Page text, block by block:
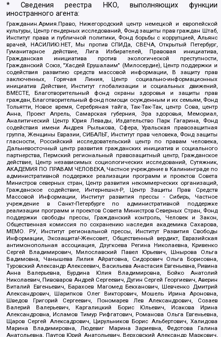
* Сведения реестра НКО, выполняющих функции
иностранного агента:
Гражданин.Армия.Право, Нижегородский центр немецкой и европейской
культуры, Центр гендерных исследований, Фонд защиты прав граждан Штаб,
Институт права и публичной политики, Фонд борьбы с коррупцией, Альянс
врачей, НАСИЛИЮ.НЕТ, Мы против СПИДа, СВЕЧА, Открытый Петербург,
Гуманитарное действие, Лига Избирателей, Правовая инициатива,
Гражданская инициатива против экологической преступности,
Гражданский Союз, "Хасдей Ерушалаим" (Милосердие), Центр поддержки и
содействия развитию средств массовой информации, В защиту прав
заключенных, Горячая Линия, Центр социально-информационных
инициатив Действие, Институт глобализации и социальных движений,
ВМЕСТЕ, Благотворительный фонд охраны здоровья и защиты прав
граждан, Благотворительный фонд помощи осужденным и их семьям, Фонд
Тольятти, Новое время, Серебряная тайга, Так-Так-Так, центр Сова, центр
Анна, Проект Апрель, Самарская губерния, Эра здоровья, Мемориал,
Аналитический Центр Юрия Левады, Издательство Парк Гагарина, Фонд
содействия имени Андрея Рылькова, Сфера, Уральская правозащитная
группа, Женщины Евразии, СИБАЛЬТ, Институт прав человека, Фонд защиты
гласности, Российский исследовательский центр по правам человека,
Дальневосточный центр развития гражданских инициатив и социального
партнерства, Пермский региональный правозащитный центр, Гражданское
действие, Центр независимых социологических исследований, Сутяжник,
АКАДЕМИЯ ПО ПРАВАМ ЧЕЛОВЕКА, Частное учреждение в Калининграде по
административной поддержке реализации программ и проектов Совета
Министров северных стран, Центр развития некоммерческих организаций,
Гражданское содействие, Интернешнл-Р, Центр Защиты Прав Средств
Массовой Информации, Институт развития прессы - Сибирь, Частное
учреждение в Санкт-Петербурге по административной поддержке
реализации программ и проектов Совета Министров Северных Стран, Фонд
поддержки свободы прессы, Гражданский контроль, Человек и Закон,
Общественная комиссия по сохранению наследия академика Сахарова,
МЕМО. РУ, Институт региональной прессы, Институт Развития Свободы
Информации, Экозащита!-Женсовет, Общественный вердикт, Евразийская
антимонопольная ассоциация, Дзугкоева Регина Николаевна, Кривенко
Сергей Владимирович, Милославский Павел Юрьевич, Шнырова Ольга
Вадимовна, Чанышева Лилия Айратовна, Сидорович Ольга Борисовна,
Туровский Александр Алексеевич, Васильева Анастасия Евгеньевна, Ривина
Анна Валерьевна, Бурдина Юлия Владимировна, Бойко Анатолий
Николаевич, Пивоваров Андрей Сергеевич, Дугин Сергей Георгиевич, Аверин
Виталий Евгеньевич, Барахоев Магомед Бекханович, Шевченко Дмитрий
Александрович, Шарипков Олег Викторович, Мошель Ирина Ароновна,
Шведов Григорий Сергеевич, Пономарев Лев Александрович, Созаев
Валерий Валерьевич, Каргалицкий Борис Юльевич, Исакова Ирина
Александровна, Исламов Тимур Рифгатович, Романова Ольга Евгеньевна,
Щаров Сергей Алексадрович, Цирульников Борис Альбертович, Халидова
Марина Владимировна, Людевиг Марина Зариевна, Федотова Галина
Анатольевна, Паутов Юрий Анатольевич, Верховский Александр Маркович,